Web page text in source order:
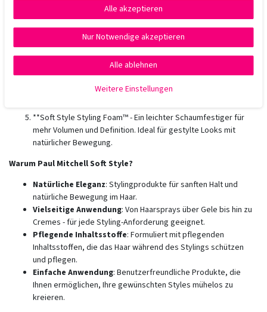
**Soft Style Soft Sculpting Spray Gel® - Ein leichtes
Schaumfestiger für mehr Volumen und Struktur. Ideal für feines
bis normales Haar, um natürliche Fülle und Definition zu
schaffen.
**Soft Style The Cream® - Ein nährende Haarcreme für sanften
Halt und Pflege. Diese Creme pflegt das Haar und verleiht ihm
**Soft Style Styling Foam™ - Ein leichter Schaumfestiger für
mehr Volumen und Definition. Ideal für gestylte Looks mit
natürlicher Bewegung.
Warum Paul Mitchell Soft Style?
Natürliche Eleganz: Stylingprodukte für sanften Halt und
natürliche Bewegung im Haar.
Vielseitige Anwendung: Von Haarsprays über Gele bis hin zu
Cremes - für jede Styling-Anforderung geeignet.
Pflegende Inhaltsstoffe: Formuliert mit pflegenden
Inhaltsstoffen, die das Haar während des Stylings schützen
und pflegen.
Einfache Anwendung: Benutzerfreundliche Produkte, die
Ihnen ermöglichen, Ihre gewünschten Styles mühelos zu
kreieren.
Alle akzeptieren
Nur Notwendige akzeptieren
Alle ablehnen
Weitere Einstellungen